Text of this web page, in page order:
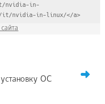
nvidia-in-
nvidia-in-linux/</a>
ОС